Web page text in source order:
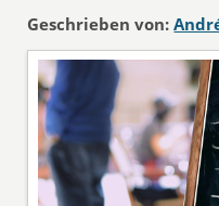
Geschrieben von: